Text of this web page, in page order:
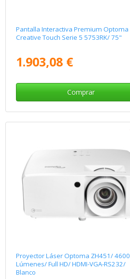
Pantalla Interactiva Premium Optoma
Creative Touch Serie 5 5753RK/ 75"
1.903,08 €
Comprar
Proyector Láser Optoma ZH451/ 4600
Lúmenes/ Full HD/ HDMI-VGA-RS232/
Blanco